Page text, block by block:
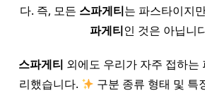
다. 즉, 모든 스파게티는 파스타이지
파게티인 것은 아닙니
스파게티 외에도 우리가 자주 접하는
리했습니다.
구분 종류 형태 및 특